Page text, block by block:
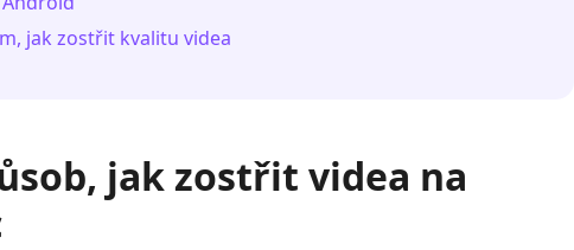
jak zostřit kvalitu videa
jak zostřit videa na